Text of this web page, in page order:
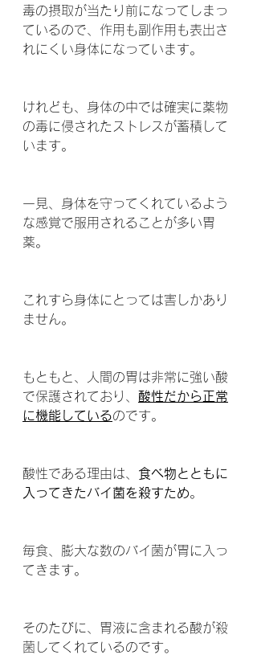
毒の摂取が当たり前になってしまっ
ているので、作用も副作用も表出さ
れにくい身体になっています。
けれども、身体の中では確実に薬物
の毒に侵されたストレスが蓄積して
います。
一見、身体を守ってくれているよう
な感覚で服用されることが多い胃
薬。
これすら身体にとっては害しかあり
ません。
もともと、人間の胃は非常に強い酸
で保護されており、 酸性だから正常
に機能しているのです。
酸性である理由は、 食べ物とともに
入ってきたバイ菌を殺すため。
毎食、膨大な数のバイ菌が胃に入っ
てきます。
そのたびに、胃液に含まれる酸が殺
菌してくれているのです。